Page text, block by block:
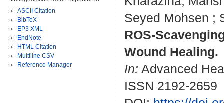
ASCII Citation
BibTeX
EP3 XML
EndNote
HTML Citation
Multiline CSV
Reference Manager
Seyed Mohsen ;
Wound Healing.
In: Advanced
ISSN 2192-2659